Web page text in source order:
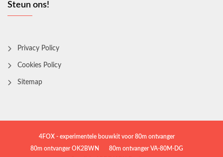
Steun ons!
Privacy Policy
Cookies Policy
Sitemap
4FOX - experimentele bouwkit voor 80m ontvanger
80m ontvanger OK2BWN
80m ontvanger VA-80M-DG